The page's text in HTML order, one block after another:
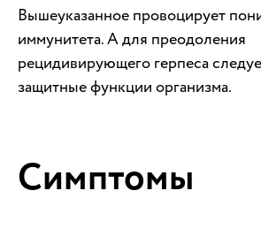
Вышеуказанное провоцирует
иммунитета. А для преодоления
рецидивирующего герпеса
защитные функции организма.
Симптомы